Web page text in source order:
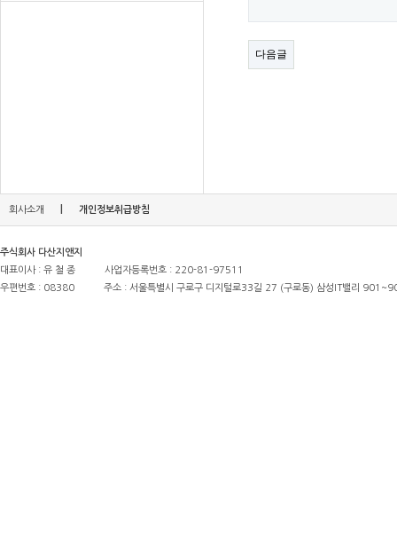
다음글
회사소개 개인정보취급방침
주식회사 다산지앤지
대표이사 : 유 철 종
사업자등록번호 : 220-81-97511
우편번호 : 08380
주소 : 서울특별시 구로구 디지털로33길 27 (구로동) 삼성IT밸리